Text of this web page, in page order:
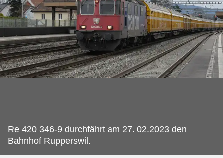
Re 420 346-9 durchfährt am 27. 02.2023 den
Bahnhof Rupperswil.